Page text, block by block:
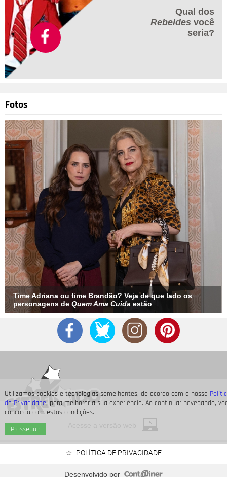
Utilizamos cookies e tecnologias semelhantes, de acordo com a nossa
de Privacidade, para melhorar a sua experiência. Ao continuar navegando,
concorda com estas condições.
Prosseguir
Qual dos
Rebeldes você
seria?
Fotos
Time Adriana ou time Brandão? Veja de que lado os
personagens de Quem Ama Cuida estão
POLÍTICA DE PRIVACIDADE
Desenvolvido por